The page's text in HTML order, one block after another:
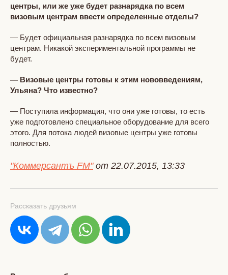
центры, или же уже будет разнарядка по всем
визовым центрам ввести определенные отделы?
— Будет официальная разнарядка по всем визовым
центрам. Никакой экспериментальной программы не
будет.
— Визовые центры готовы к этим нововведениям,
Ульяна? Что известно?
— Поступила информация, что они уже готовы, то есть
уже подготовлено специальное оборудование для всего
этого. Для потока людей визовые центры уже готовы
полностью.
"Коммерсантъ FM"от 22.07.2015, 13:33
Рассказать друзьям